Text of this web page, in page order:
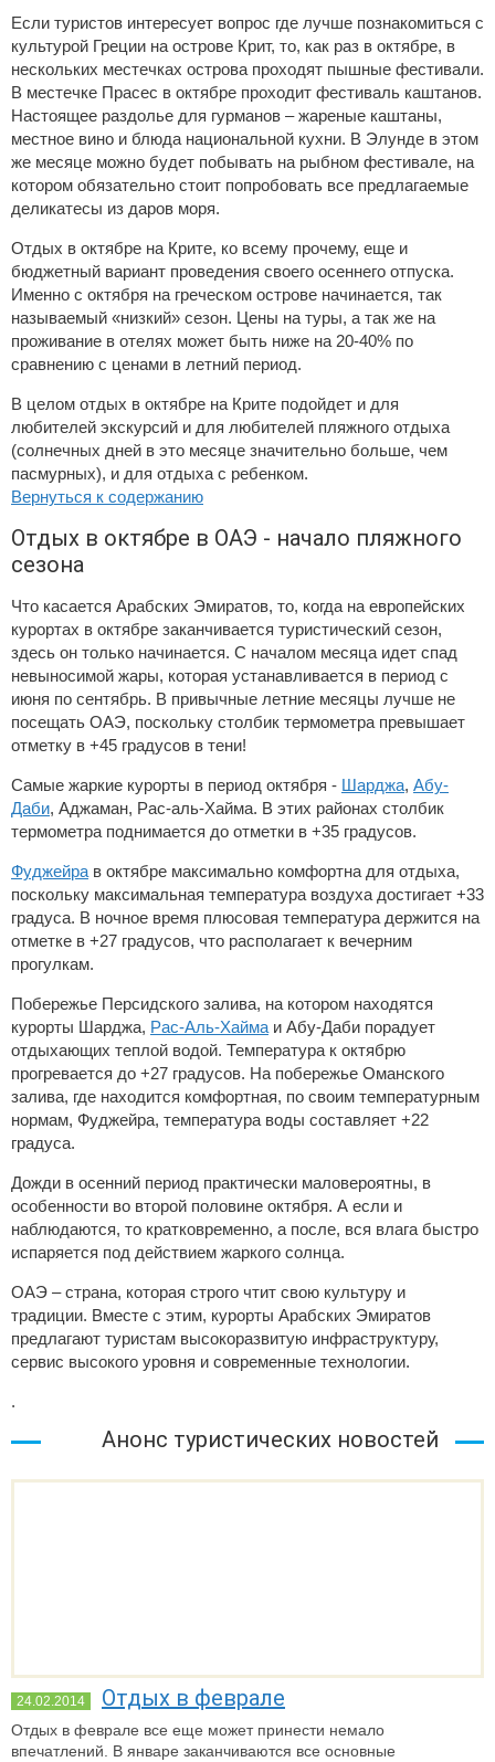
Если туристов интересует вопрос где лучше познакомиться с
культурой Греции на острове Крит, то, как раз в октябре, в
нескольких местечках острова проходят пышные фестивали.
В местечке Прасес в октябре проходит фестиваль каштанов.
Настоящее раздолье для гурманов – жареные каштаны,
местное вино и блюда национальной кухни. В Элунде в этом
же месяце можно будет побывать на рыбном фестивале, на
котором обязательно стоит попробовать все предлагаемые
деликатесы из даров моря.
Отдых в октябре на Крите, ко всему прочему, еще и
бюджетный вариант проведения своего осеннего отпуска.
Именно с октября на греческом острове начинается, так
называемый «низкий» сезон. Цены на туры, а так же на
проживание в отелях может быть ниже на 20-40% по
сравнению с ценами в летний период.
В целом отдых в октябре на Крите подойдет и для
любителей экскурсий и для любителей пляжного отдыха
(солнечных дней в это месяце значительно больше, чем
пасмурных), и для отдыха с ребенком.
Вернуться к содержанию
Отдых в октябре в ОАЭ - начало пляжного
сезона
Что касается Арабских Эмиратов, то, когда на европейских
курортах в октябре заканчивается туристический сезон,
здесь он только начинается. С началом месяца идет спад
невыносимой жары, которая устанавливается в период с
июня по сентябрь. В привычные летние месяцы лучше не
посещать ОАЭ, поскольку столбик термометра превышает
отметку в +45 градусов в тени!
Самые жаркие курорты в период октября - Шарджа, Абу-
Даби, Аджаман, Рас-аль-Хайма. В этих районах столбик
термометра поднимается до отметки в +35 градусов.
Фуджейра в октябре максимально комфортна для отдыха,
поскольку максимальная температура воздуха достигает +33
градуса. В ночное время плюсовая температура держится на
отметке в +27 градусов, что располагает к вечерним
прогулкам.
Побережье Персидского залива, на котором находятся
курорты Шарджа, Рас-Аль-Хайма и Абу-Даби порадует
отдыхающих теплой водой. Температура к октябрю
прогревается до +27 градусов. На побережье Оманского
залива, где находится комфортная, по своим температурным
нормам, Фуджейра, температура воды составляет +22
градуса.
Дожди в осенний период практически маловероятны, в
особенности во второй половине октября. А если и
наблюдаются, то кратковременно, а после, вся влага быстро
испаряется под действием жаркого солнца.
ОАЭ – страна, которая строго чтит свою культуру и
традиции. Вместе с этим, курорты Арабских Эмиратов
предлагают туристам высокоразвитую инфраструктуру,
сервис высокого уровня и современные технологии.
.
Анонс туристических новостей
24.02.2014 Отдых в феврале
Отдых в феврале все еще может принести немало
впечатлений. В январе заканчиваются все основные